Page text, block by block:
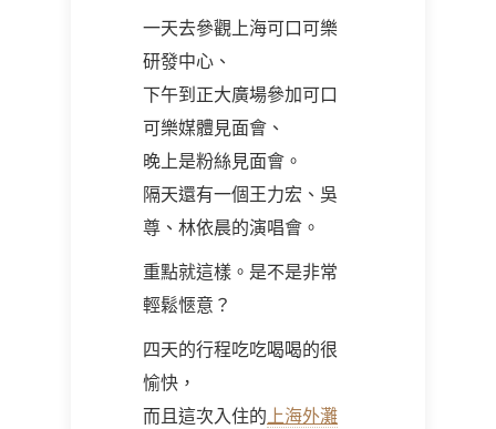
一天去參觀上海可口可樂
研發中心、
下午到正大廣場參加可口
可樂媒體見面會、
晚上是粉絲見面會。
隔天還有一個王力宏、吳
尊、林依晨的演唱會。
重點就這樣。是不是非常
輕鬆愜意？
四天的行程吃吃喝喝的很
愉快，
而且這次入住的上海外灘